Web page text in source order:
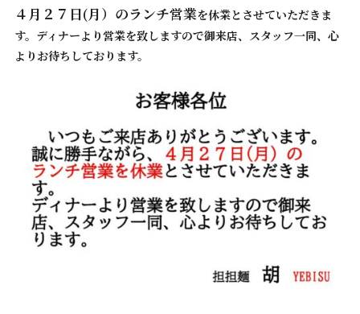
４月２７日(月）のランチ営業を休業とさせていただきま
す。ディナーより営業を致しますので御来店、スタッフ一同、心
よりお待ちしております。